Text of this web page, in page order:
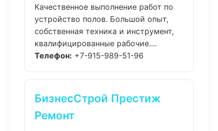
Качественное выполнение работ по
устройство полов. Большой опыт,
собственная техника и инструмент,
квалифицированные рабочие....
Телефон: +7-915-989-51-96
БизнесСтрой Престиж
Ремонт